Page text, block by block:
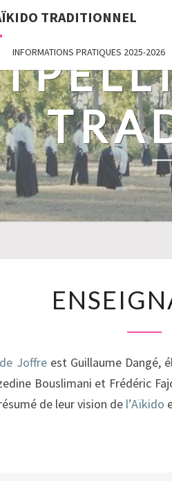
TRADITIONNEL
INFORMATIONS PRATIQUES 2025-2026
Joffreest Guillaume Dangé,
Bouslimani et Frédéric
de leur vision de l’Aïkido